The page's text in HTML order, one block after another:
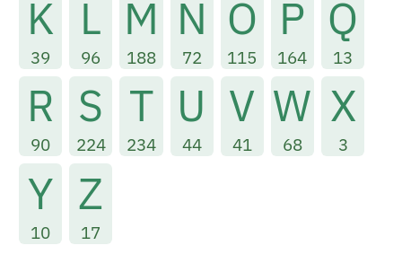
K
39
L
96
M
188
N
72
O
115
P
164
Q
13
R
90
S
224
T
234
U
44
V
41
W
68
X
3
Y
10
Z
17